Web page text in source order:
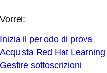
Vorrei:
Inizia il periodo di prova
Acquista Red Hat
Gestire sottoscrizioni